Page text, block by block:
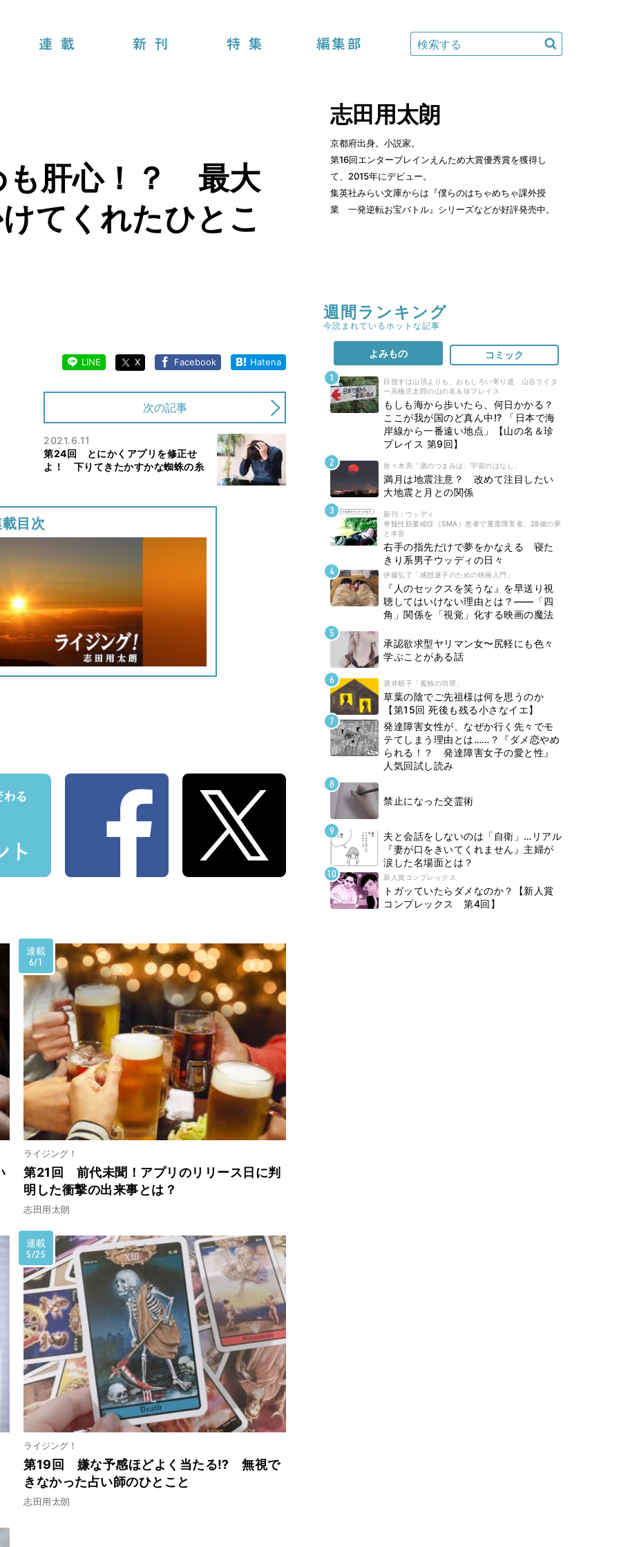
肝心！？ 最大
てくれたひとこ
LINE X Facebook Hatena
次の記事
2021.6.11
第24回 とにかくアプリを修正せ
よ！ 下りてきたかすかな蜘蛛の糸
目次
連載
6/1
ライジング！
第21回 前代未聞！アプリのリリース日に判
明した衝撃の出来事とは？
志田用太朗
連載
5/25
ライジング！
第19回 嫌な予感ほどよく当たる⁉ 無視で
きなかった占い師のひとこと
志田用太朗
志田用太朗
京都府出身。小説家。
第16回エンターブレインえんため大賞優秀賞を獲得し
て、2015年にデビュー。
集英社みらい文庫からは『僕らのはちゃめちゃ課外授
業 一発逆転お宝バトル』シリーズなどが好評発売中。
週間ランキング
今読まれているホットな記事
よみもの コミック
目指すは山頂よりも、おもしろい寄り道 山岳ライタ
ー高橋庄太郎の山の名＆珍プレイス
もしも海から歩いたら、何日かかる？
ここが我が国のど真ん中!? 「日本で海
岸線から一番遠い地点」【山の名＆珍
プレイス 第9回】
佐々木亮「酒のつまみは、宇宙のはなし」
満月は地震注意？ 改めて注目したい
大地震と月との関係
新刊 : ウッディ
脊髄性筋萎縮症（SMA）患者で重度障害者。28歳の夢
と本音
右手の指先だけで夢をかなえる 寝た
きり系男子ウッディの日々
伊藤弘了「感想迷子のための映画入門」
『人のセックスを笑うな』を早送り視
聴してはいけない理由とは？――「四
角」関係を「視覚」化する映画の魔法
承認欲求型ヤリマン女〜尻軽にも色々
学ぶことがある話
酒井順子「孤独の功罪」
草葉の陰でご先祖様は何を思うのか
【第15回 死後も残る小さなイエ】
発達障害女性が、なぜか行く先々でモ
テてしまう理由とは……？『ダメ恋やめ
られる！？ 発達障害女子の愛と性』
人気回試し読み
禁止になった交霊術
夫と会話をしないのは「自衛」…リアル
『妻が口をきいてくれません』主婦が
涙した名場面とは？
新人賞コンプレックス
トガッていたらダメなのか？【新人賞
コンプレックス 第4回】